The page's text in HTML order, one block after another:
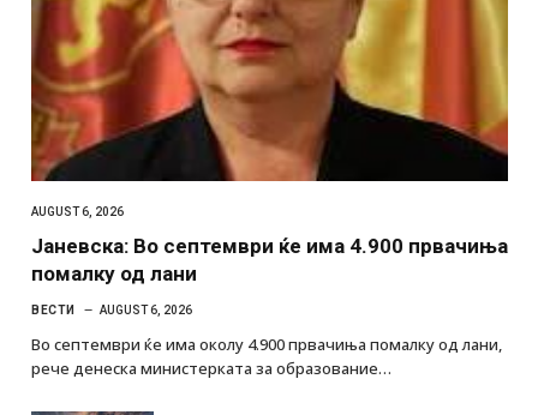
AUGUST 6, 2026
Јаневска: Во септември ќе има 4.900 првачиња
помалку од лани
ВЕСТИ AUGUST 6, 2026
Во септември ќе има околу 4.900 првачиња помалку од лани,
рече денеска министерката за образование…